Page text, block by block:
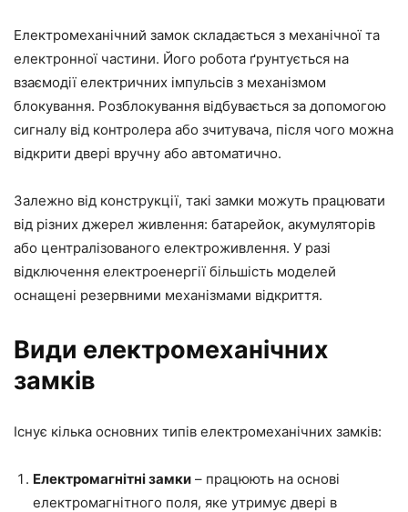
Електромеханічний замок складається з механічної та
електронної частини. Його робота ґрунтується на
взаємодії електричних імпульсів з механізмом
блокування. Розблокування відбувається за допомогою
сигналу від контролера або зчитувача, після чого можна
відкрити двері вручну або автоматично.
Залежно від конструкції, такі замки можуть працювати
від різних джерел живлення: батарейок, акумуляторів
або централізованого електроживлення. У разі
відключення електроенергії більшість моделей
оснащені резервними механізмами відкриття.
Види електромеханічних
замків
Існує кілька основних типів електромеханічних замків:
Електромагнітні замки – працюють на основі
електромагнітного поля, яке утримує двері в